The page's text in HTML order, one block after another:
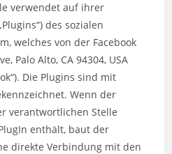
verwendet auf ihrer
des sozialen
welches von der Facebook
Palo Alto, CA 94304, USA
Die Plugins sind mit
Wenn der
verantwortlichen Stelle
enthält, baut der
direkte Verbindung mit den